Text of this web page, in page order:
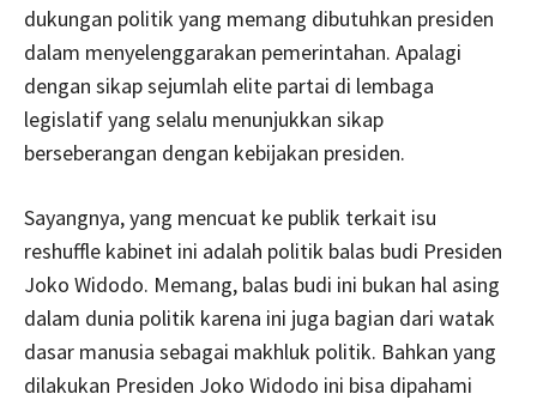
dukungan politik yang memang dibutuhkan presiden
dalam menyelenggarakan pemerintahan. Apalagi
dengan sikap sejumlah elite partai di lembaga
legislatif yang selalu menunjukkan sikap
berseberangan dengan kebijakan presiden.
Sayangnya, yang mencuat ke publik terkait isu
reshuffle kabinet ini adalah politik balas budi Presiden
Joko Widodo. Memang, balas budi ini bukan hal asing
dalam dunia politik karena ini juga bagian dari watak
dasar manusia sebagai makhluk politik. Bahkan yang
dilakukan Presiden Joko Widodo ini bisa dipahami